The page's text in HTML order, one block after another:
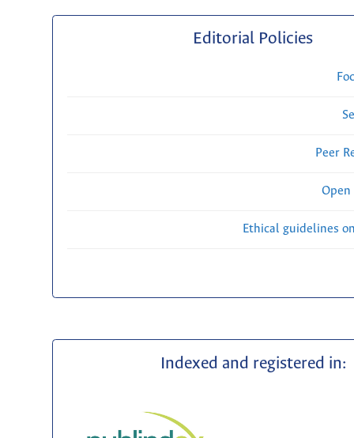
Editorial Policies
Peer
Open
Ethical guidelines
Indexed and registered in: